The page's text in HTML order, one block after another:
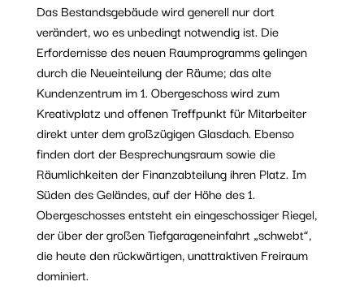
Das Bestandsgebäude wird generell nur dort
verändert, wo es unbedingt notwendig ist. Die
Erfordernisse des neuen Raumprogramms gelingen
durch die Neueinteilung der Räume; das alte
Kundenzentrum im 1. Obergeschoss wird zum
Kreativplatz und offenen Treffpunkt für Mitarbeiter
direkt unter dem großzügigen Glasdach. Ebenso
finden dort der Besprechungsraum sowie die
Räumlichkeiten der Finanzabteilung ihren Platz. Im
Süden des Geländes, auf der Höhe des 1.
Obergeschosses entsteht ein eingeschossiger Riegel,
der über der großen Tiefgarageneinfahrt „schwebt“,
die heute den rückwärtigen, unattraktiven Freiraum
dominiert.